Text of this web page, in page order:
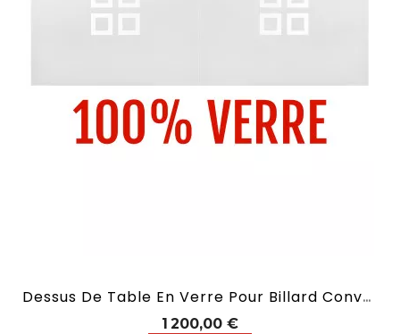
Dessus De Table En Verre Pour Billard Convertible En 2,10 M
1 200,00 €Prix